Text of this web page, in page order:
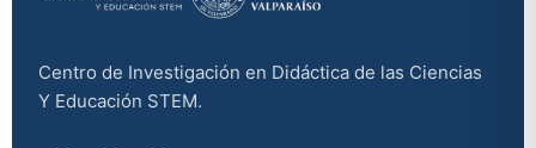
Centro de Investigación en Didáctica de las Ciencias
Y Educación STEM.